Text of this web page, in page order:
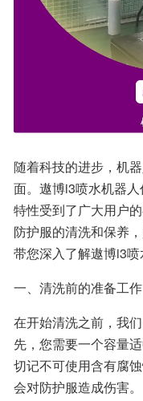
随着科技的进步，机
面。遨博i3喷水机器
特性受到了广大用户
防护服的清洗和保养
带您深入了解遨博i3喷
一、清洗前的准备工作
在开始清洗之前，我
先，您需要一个容量
切记不可使用含有腐
会对防护服造成伤害。